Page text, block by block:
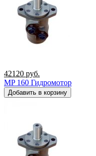
42120 руб.
MP 160 Гидромотор
Добавить в корзину